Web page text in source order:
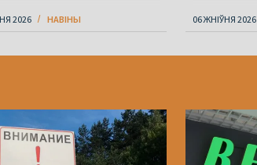
2026 НАВІНЫ 06 ЖНІЎНЯ 2026